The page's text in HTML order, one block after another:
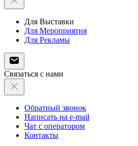
Для Выставки
Для Мероприятия
Для Рекламы
Связаться с нами
Обратный звонок
Написать на e-mail
Чат с оператором
Контакты